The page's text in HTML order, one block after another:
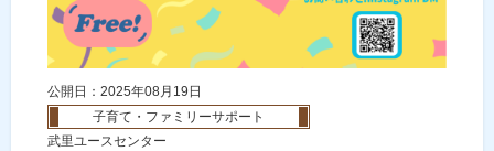
公開日：2025年08月19日
子育て・ファミリーサポート
武里ユースセンター